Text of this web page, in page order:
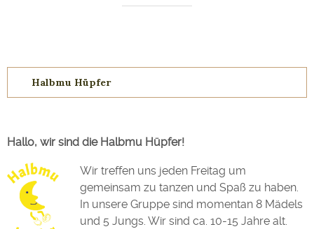
Halbmu Hüpfer
Hallo, wir sind die Halbmu Hüpfer!
Wir treffen uns jeden Freitag um
gemeinsam zu tanzen und Spaß zu haben.
In unsere Gruppe sind momentan 8 Mädels
und 5 Jungs. Wir sind ca. 10-15 Jahre alt.